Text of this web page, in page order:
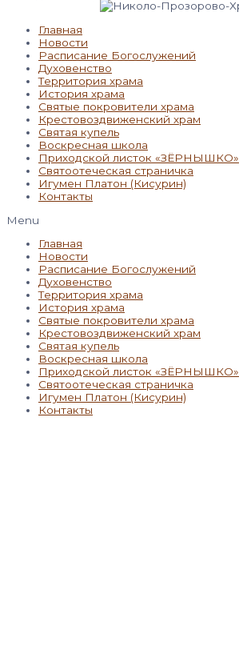
Главная
Новости
Расписание Богослужений
Духовенство
Территория храма
История храма
Святые покровители храма
Крестовоздвиженский храм
Святая купель
Воскресная школа
Приходской листок «ЗЁРНЫШКО»
Святоотеческая страничка
Игумен Платон (Кисурин)
Контакты
Menu
Главная
Новости
Расписание Богослужений
Духовенство
Территория храма
История храма
Святые покровители храма
Крестовоздвиженский храм
Святая купель
Воскресная школа
Приходской листок «ЗЁРНЫШКО»
Святоотеческая страничка
Игумен Платон (Кисурин)
Контакты